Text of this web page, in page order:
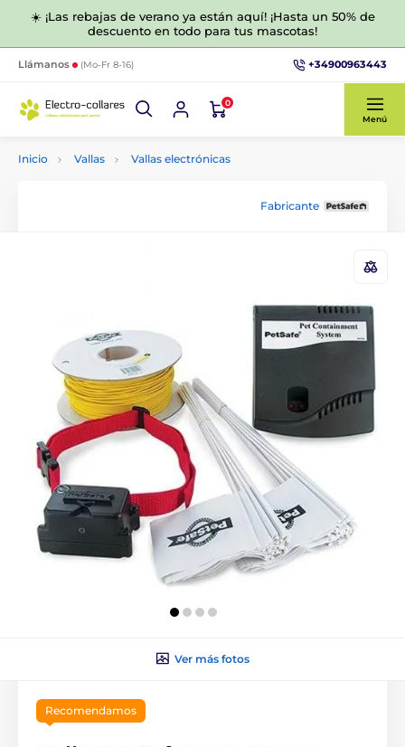
☀️ ¡Las rebajas de verano ya están aquí! ¡Hasta un 50% de
descuento en todo para tus mascotas!
Llámanos (Mo-Fr 8-16) +34900963443
0
Menú
Inicio Vallas Vallas electrónicas
Fabricante
Ver más fotos
Recomendamos